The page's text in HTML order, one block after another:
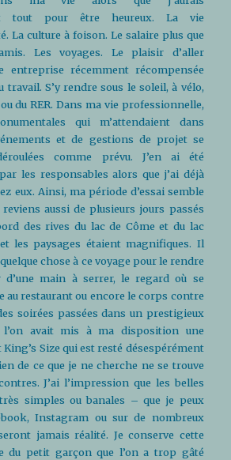
tout pour être heureux. La vie
La culture à foison. Le salaire plus que
Les voyages. Le plaisir d’aller
entreprise récemment récompensée
travail. S’y rendre sous le soleil, à vélo,
du RER. Dans ma vie professionnelle,
qui m’attendaient dans
et de gestions de projet se
comme prévu. J’en ai été
les responsables alors que j’ai déjà
eux. Ainsi, ma période d’essai semble
reviens aussi de plusieurs jours passés
des rives du lac de Côme et du lac
les paysages étaient magnifiques. Il
chose à ce voyage pour le rendre
d’une main à serrer, le regard où se
au restaurant ou encore le corps contre
soirées passées dans un prestigieux
avait mis à ma disposition une
Size qui est resté désespérément
de ce que je ne cherche ne se trouve
J’ai l’impression que les belles
simples ou banales – que je peux
Instagram ou sur de nombreux
jamais réalité. Je conserve cette
du petit garçon que l’on a trop gâté